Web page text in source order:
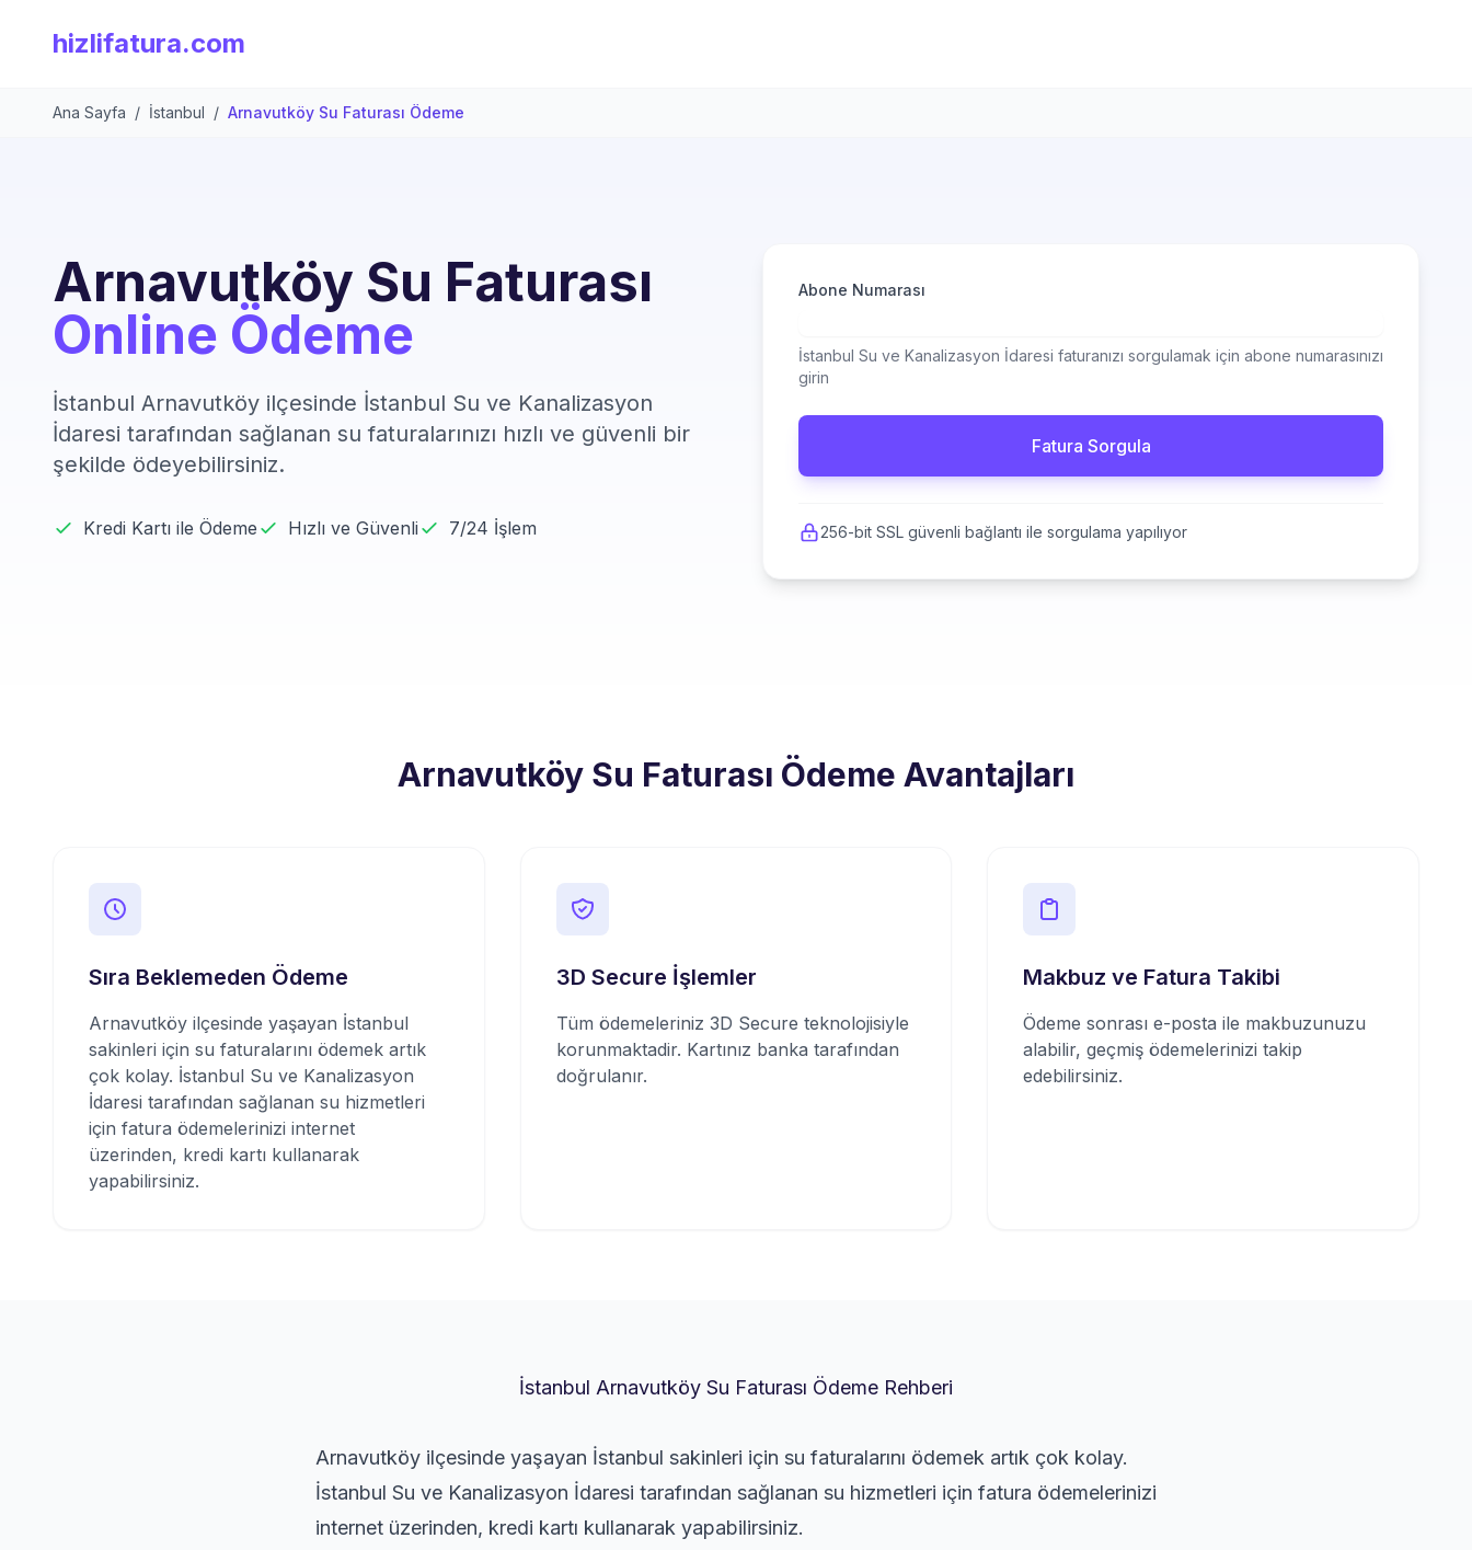
hizlifatura.com
Ana Sayfa / İstanbul / Arnavutköy Su Faturası Ödeme
Arnavutköy Su Faturası
Online Ödeme
İstanbul Arnavutköy ilçesinde İstanbul Su ve Kanalizasyon
İdaresi tarafından sağlanan su faturalarınızı hızlı ve güvenli bir
şekilde ödeyebilirsiniz.
Kredi Kartı ile Ödeme Hızlı ve Güvenli 7/24 İşlem
Abone Numarası
İstanbul Su ve Kanalizasyon İdaresi faturanızı sorgulamak için abone numarasınızı
girin
Fatura Sorgula
256-bit SSL güvenli bağlantı ile sorgulama yapılıyor
Arnavutköy Su Faturası Ödeme Avantajları
Sıra Beklemeden Ödeme
Arnavutköy ilçesinde yaşayan İstanbul
sakinleri için su faturalarını ödemek artık
çok kolay. İstanbul Su ve Kanalizasyon
İdaresi tarafından sağlanan su hizmetleri
için fatura ödemelerinizi internet
üzerinden, kredi kartı kullanarak
yapabilirsiniz.
3D Secure İşlemler
Tüm ödemeleriniz 3D Secure teknolojisiyle
korunmaktadir. Kartınız banka tarafından
doğrulanır.
Makbuz ve Fatura Takibi
Ödeme sonrası e-posta ile makbuzunuzu
alabilir, geçmiş ödemelerinizi takip
edebilirsiniz.
İstanbul Arnavutköy Su Faturası Ödeme Rehberi
Arnavutköy ilçesinde yaşayan İstanbul sakinleri için su faturalarını ödemek artık çok kolay.
İstanbul Su ve Kanalizasyon İdaresi tarafından sağlanan su hizmetleri için fatura ödemelerinizi
internet üzerinden, kredi kartı kullanarak yapabilirsiniz.